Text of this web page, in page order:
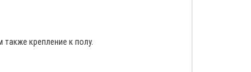
крепление к полу.